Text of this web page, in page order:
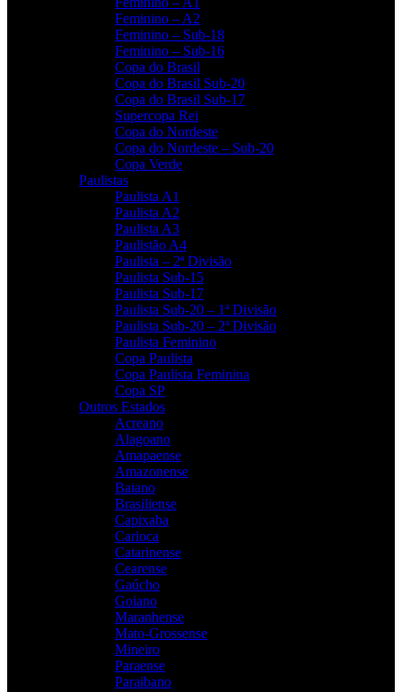
Feminino – A2
Feminino – Sub-18
Feminino – Sub-16
Copa do Brasil
Copa do Brasil Sub-20
Copa do Brasil Sub-17
Supercopa Rei
Copa do Nordeste
Copa do Nordeste – Sub-20
Copa Verde
Paulistas
Paulista A1
Paulista A2
Paulista A3
Paulistão A4
Paulista – 2ª Divisão
Paulista Sub-15
Paulista Sub-17
Paulista Sub-20 – 1ª Divisão
Paulista Sub-20 – 2ª Divisão
Paulista Feminino
Copa Paulista
Copa Paulista Feminina
Copa SP
Outros Estados
Acreano
Alagoano
Amapaense
Amazonense
Baiano
Brasiliense
Capixaba
Carioca
Catarinense
Cearense
Gaúcho
Goiano
Maranhense
Mato-Grossense
Mineiro
Paraense
Paraibano